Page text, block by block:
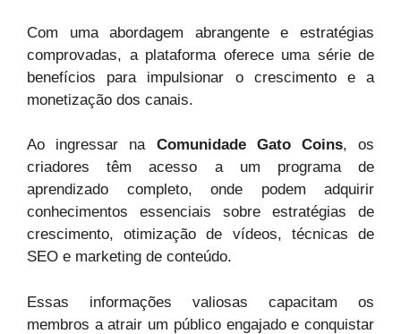
Com uma abordagem abrangente e estratégias
comprovadas, a plataforma oferece uma série de
benefícios para impulsionar o crescimento e a
monetização dos canais.
Ao ingressar na Comunidade Gato Coins, os
criadores têm acesso a um programa de
aprendizado completo, onde podem adquirir
conhecimentos essenciais sobre estratégias de
crescimento, otimização de vídeos, técnicas de
SEO e marketing de conteúdo.
Essas informações valiosas capacitam os
membros a atrair um público engajado e conquistar